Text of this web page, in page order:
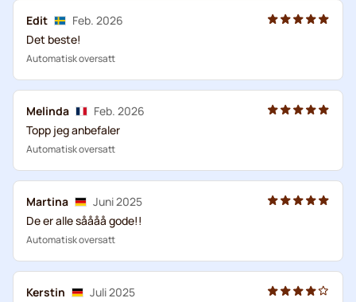
Edit
Feb. 2026
Det beste!
Automatisk oversatt
Melinda
Feb. 2026
Topp jeg anbefaler
Automatisk oversatt
Martina
Juni 2025
De er alle såååå gode!!
Automatisk oversatt
Kerstin
Juli 2025